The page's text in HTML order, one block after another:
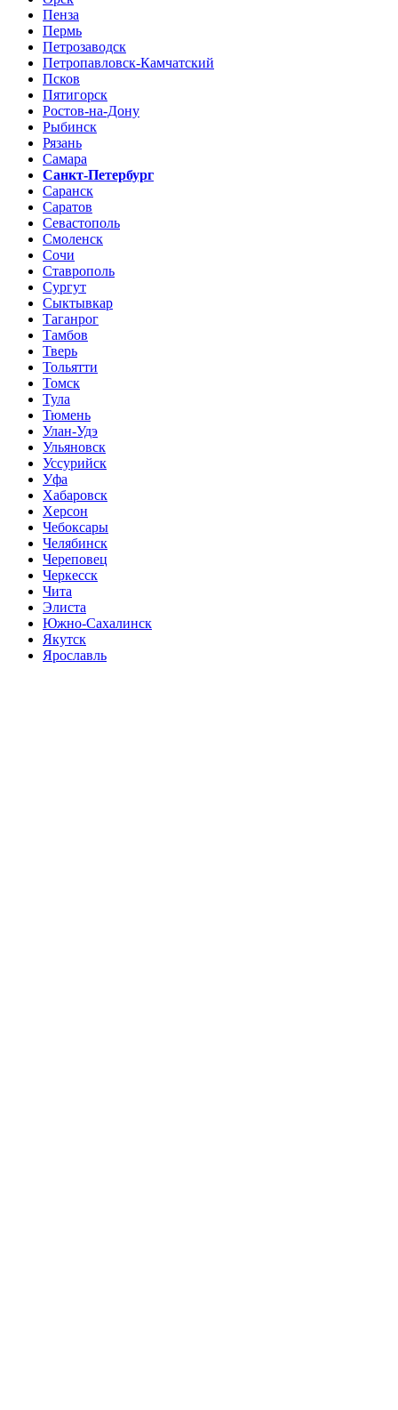
Пенза
Пермь
Петрозаводск
Петропавловск-Камчатский
Псков
Пятигорск
Ростов-на-Дону
Рыбинск
Рязань
Самара
Санкт-Петербург
Саранск
Саратов
Севастополь
Смоленск
Сочи
Ставрополь
Сургут
Сыктывкар
Таганрог
Тамбов
Тверь
Тольятти
Томск
Тула
Тюмень
Улан-Удэ
Ульяновск
Уссурийск
Уфа
Хабаровск
Херсон
Чебоксары
Челябинск
Череповец
Черкесск
Чита
Элиста
Южно-Сахалинск
Якутск
Ярославль